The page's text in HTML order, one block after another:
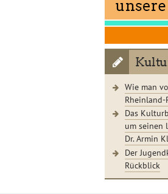
Wie man
Das
um seinen
Dr. Armin
Der
Rückblick